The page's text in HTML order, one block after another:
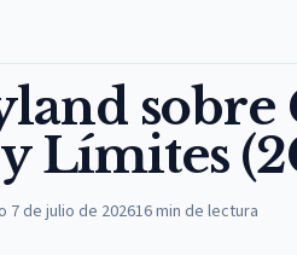
sobre
Límites
7 de julio de 202616min de lectura